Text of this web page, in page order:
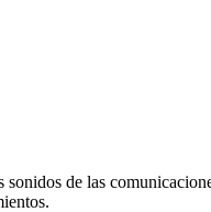
de las